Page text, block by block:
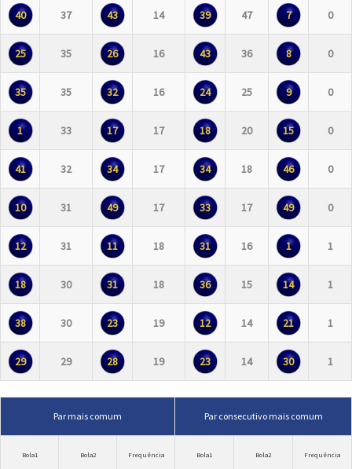
40 37 43 14 39 47 7 0
25 35 26 16 43 36 8 0
35 35 32 16 24 25 9 0
1 33 17 17 18 20 15 0
41 32 34 17 34 18 46 0
10 31 49 17 33 17 49 0
12 31 11 18 31 16 1 1
18 30 31 18 36 15 14 1
38 30 23 19 12 14 21 1
29 29 28 19 23 14 30 1
Par mais comum Par consecutivo mais comum
Bola1 Bola2 Frequência Bola1 Bola2 Frequência